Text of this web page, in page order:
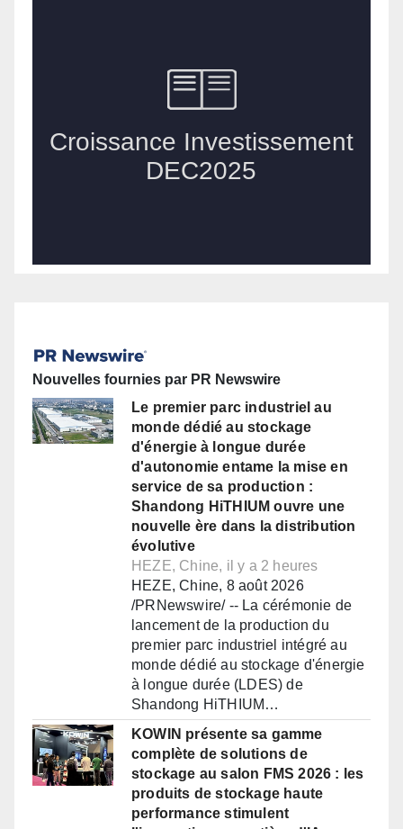
Nouvelles fournies par PR Newswire
Le premier parc industriel au
monde dédié au stockage
d'énergie à longue durée
d'autonomie entame la mise en
service de sa production :
Shandong HiTHIUM ouvre une
nouvelle ère dans la distribution
évolutive
HEZE, Chine, il y a 2 heures
HEZE, Chine, 8 août 2026
/PRNewswire/ -- La cérémonie de
lancement de la production du
premier parc industriel intégré au
monde dédié au stockage d'énergie
à longue durée (LDES) de
Shandong HiTHIUM…
KOWIN présente sa gamme
complète de solutions de
stockage au salon FMS 2026 : les
produits de stockage haute
performance stimulent